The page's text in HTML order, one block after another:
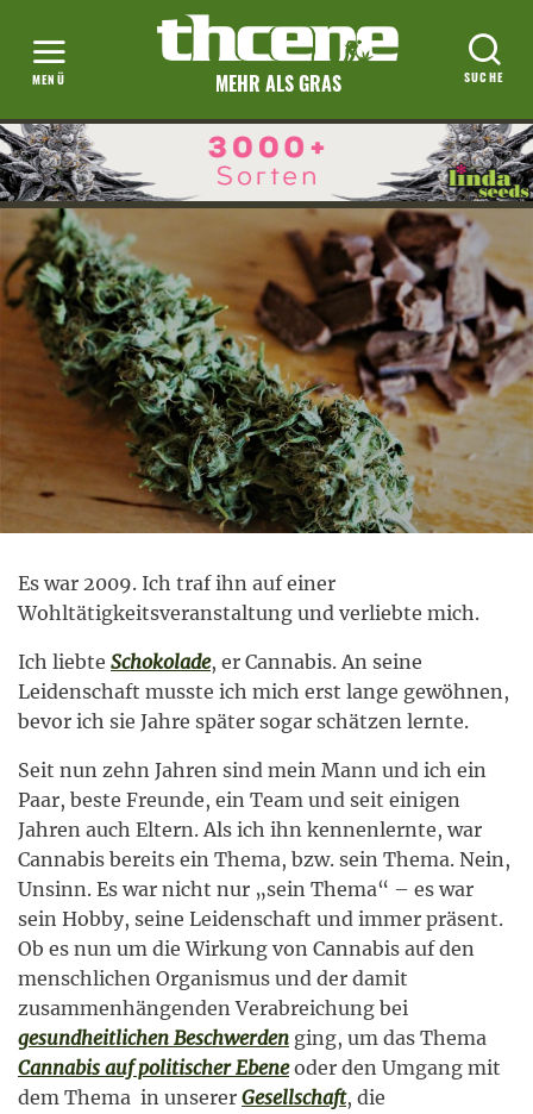
MEHR ALS GRAS
Es war 2009. Ich traf ihn auf einer
Wohltätigkeitsveranstaltung und verliebte mich.
Ich liebte Schokolade, er Cannabis. An seine
Leidenschaft musste ich mich erst lange gewöhnen,
bevor ich sie Jahre später sogar schätzen lernte.
Seit nun zehn Jahren sind mein Mann und ich ein
Paar, beste Freunde, ein Team und seit einigen
Jahren auch Eltern. Als ich ihn kennenlernte, war
Cannabis bereits ein Thema, bzw. sein Thema. Nein,
Unsinn. Es war nicht nur „sein Thema“ – es war
sein Hobby, seine Leidenschaft und immer präsent.
Ob es nun um die Wirkung von Cannabis auf den
menschlichen Organismus und der damit
zusammenhängenden Verabreichung bei
gesundheitlichen Beschwerden ging, um das Thema
Cannabis auf politischer Ebeneoder den Umgang mit
dem Thema in unserer Gesellschaft, die